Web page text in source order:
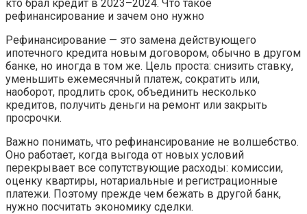
Рефинансирование — это замена действующего
ипотечного кредита новым договором, обычно в другом
банке, но иногда в том же. Цель проста: снизить ставку,
уменьшить ежемесячный платеж, сократить или,
наоборот, продлить срок, объединить несколько
кредитов, получить деньги на ремонт или закрыть
просрочки.
Важно понимать, что рефинансирование не волшебство.
Оно работает, когда выгода от новых условий
перекрывает все сопутствующие расходы: комиссии,
оценку квартиры, нотариальные и регистрационные
платежи. Поэтому прежде чем бежать в другой банк,
нужно посчитать экономику сделки.